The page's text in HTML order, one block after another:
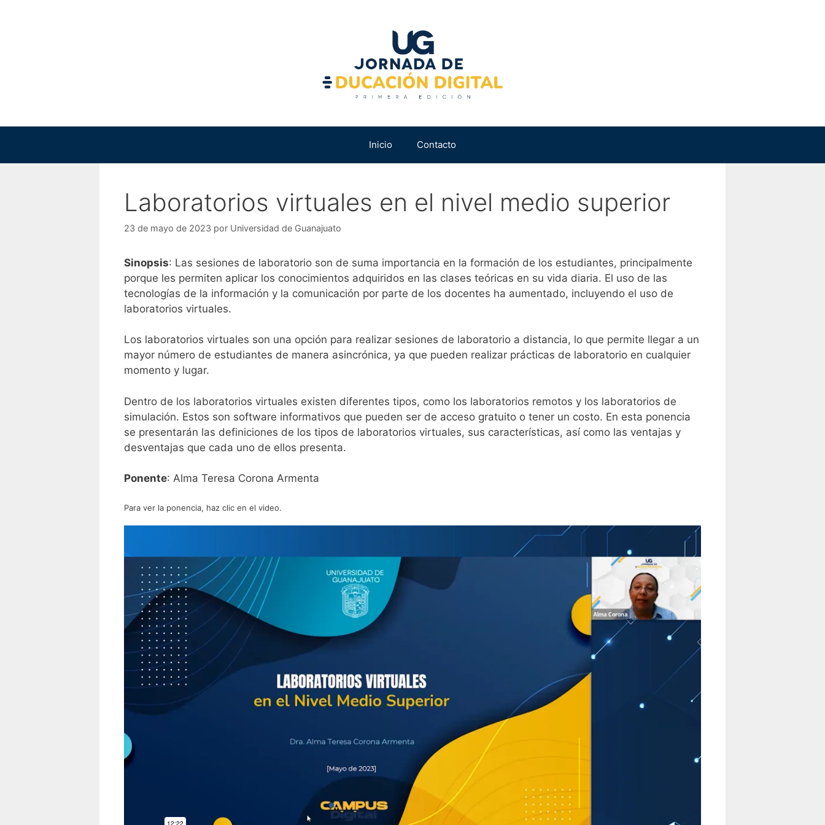
Inicio Contacto
Laboratorios virtuales en el nivel medio superior
23 de mayo de 2023 por Universidad de Guanajuato
Sinopsis: Las sesiones de laboratorio son de suma importancia en la formación de los estudiantes, principalmente
porque les permiten aplicar los conocimientos adquiridos en las clases teóricas en su vida diaria. El uso de las
tecnologías de la información y la comunicación por parte de los docentes ha aumentado, incluyendo el uso de
laboratorios virtuales.
Los laboratorios virtuales son una opción para realizar sesiones de laboratorio a distancia, lo que permite llegar a un
mayor número de estudiantes de manera asincrónica, ya que pueden realizar prácticas de laboratorio en cualquier
momento y lugar.
Dentro de los laboratorios virtuales existen diferentes tipos, como los laboratorios remotos y los laboratorios de
simulación. Estos son software informativos que pueden ser de acceso gratuito o tener un costo. En esta ponencia
se presentarán las definiciones de los tipos de laboratorios virtuales, sus características, así como las ventajas y
desventajas que cada uno de ellos presenta.
Ponente: Alma Teresa Corona Armenta
Para ver la ponencia, haz clic en el video.